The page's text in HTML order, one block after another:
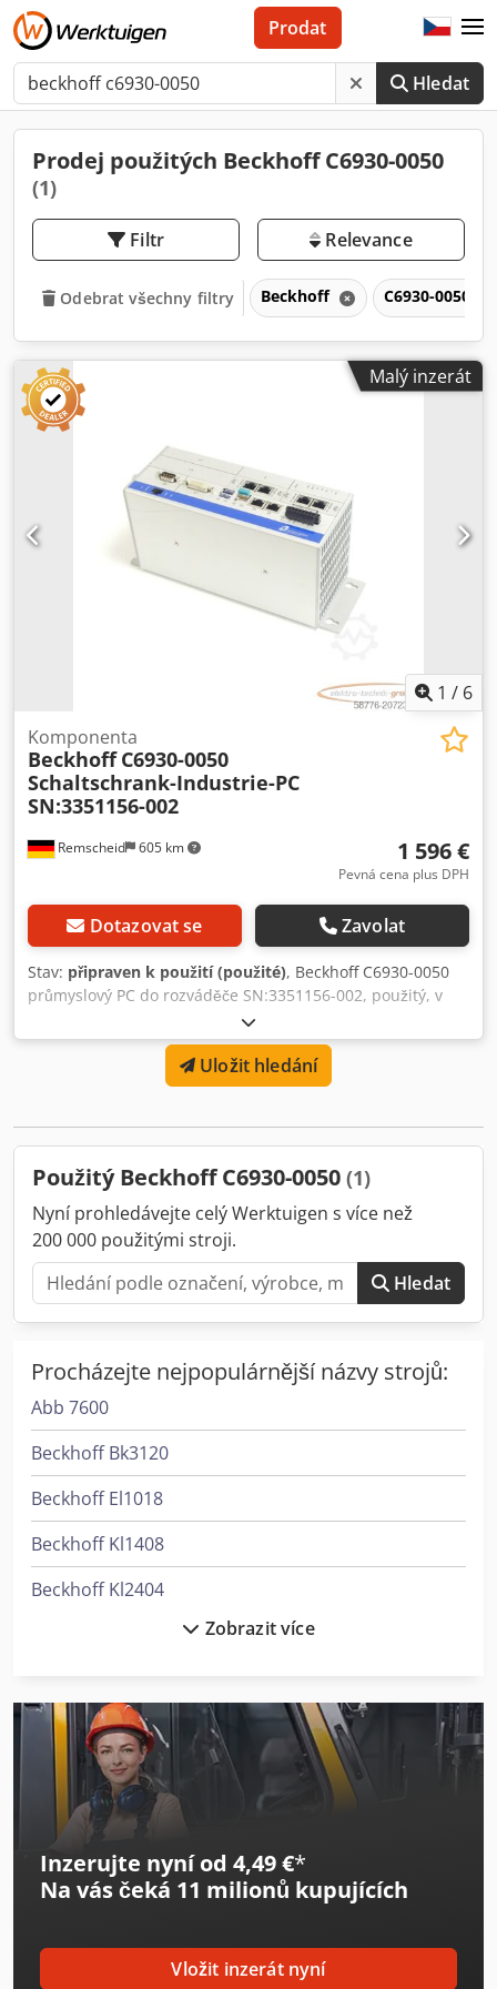
Hledat
Prodat
Prodej použitých Beckhoff C6930-0050
(1)
Filtr Relevance
Odebrat všechny filtry Beckhoff C6930-0050
Malý inzerát
1 / 6
Remscheid 605 km
Komponenta
Beckhoff C6930-0050
Schaltschrank-Industrie-PC
SN:3351156-002
1 596 €
Pevná cena plus DPH
Dotazovat se Zavolat
Stav: připraven k použití (použité), Beckhoff C6930-0050
průmyslový PC do rozváděče SN:3351156-002, použitý, v
dobrém stavu, plně funkční, dodávka dle fotografií. Crjdpfx
Asx Eqvysgqef
Uložit hledání
Použitý Beckhoff C6930-0050 (1)
Nyní prohledávejte celý Werktuigen s více než
200 000 použitými stroji.
Hledat
Procházejte nejpopulárnější názvy strojů:
Abb 7600
Beckhoff Bk3120
Beckhoff El1018
Beckhoff Kl1408
Beckhoff Kl2404
Beckhoff Kl6904
Beckhoff Kl9010
Beckhoff Kl9110
Danfoss Vlt 5000
Fanuc M-710Ic/50
Zobrazit více
Inzerujte nyní od 4,49 €*
Na vás čeká 11 milionů kupujících
Vložit inzerát nyní